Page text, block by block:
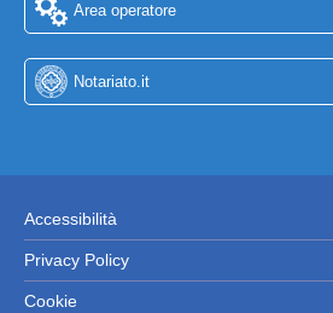
Area operatore
Notariato.it
Accessibilità
Privacy Policy
Cookie